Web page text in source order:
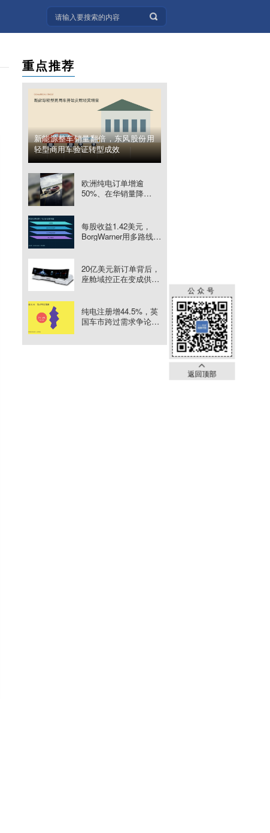
公众号
返回顶部
重点推荐
新能源整车销量翻倍，东风股份用
轻型商用车验证转型成效
欧洲纯电订单增逾
50%、在华销量降
每股收益1.42美元，
BorgWarner用多路线组
20亿美元新订单背后，
座舱域控正在变成供应
纯电注册增44.5%，英
国车市跨过需求争论之